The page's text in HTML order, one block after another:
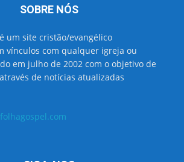
SOBRE NÓS
um site cristão/evangélico
vínculos com qualquer igreja ou
em julho de 2002 com o objetivo de
de notícias atualizadas